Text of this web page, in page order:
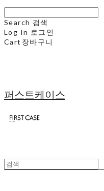
Search 검색
Log In 로그인
Cart 장바구니
퍼스트케이스